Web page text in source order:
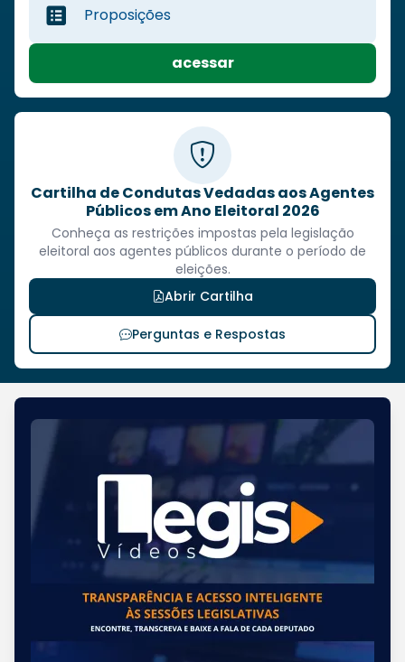
Proposições
acessar
Cartilha de Condutas Vedadas aos Agentes
Públicos em Ano Eleitoral 2026
Conheça as restrições impostas pela legislação
eleitoral aos agentes públicos durante o período de
eleições.
Abrir Cartilha
Perguntas e Respostas